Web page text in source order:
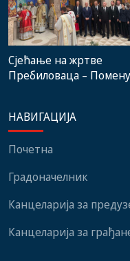
Сјећање на жртве
Пребиловаца – Помену
институција, локалних
заједница и грађани
НАВИГАЦИЈА
Почетна
Градоначелник
Канцеларија за
Канцеларија за